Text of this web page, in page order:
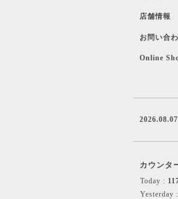
店舗情報
お問い合
Online
カウンタ
Today :
Yesterday :